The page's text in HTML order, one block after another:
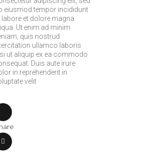
eiusmod tempor incididunt
labore et dolore magna
Ut enim ad minim
quis nostrud
ullamco laboris
ut aliquip ex ea commodo
Duis aute irure
in reprehenderit in
velit